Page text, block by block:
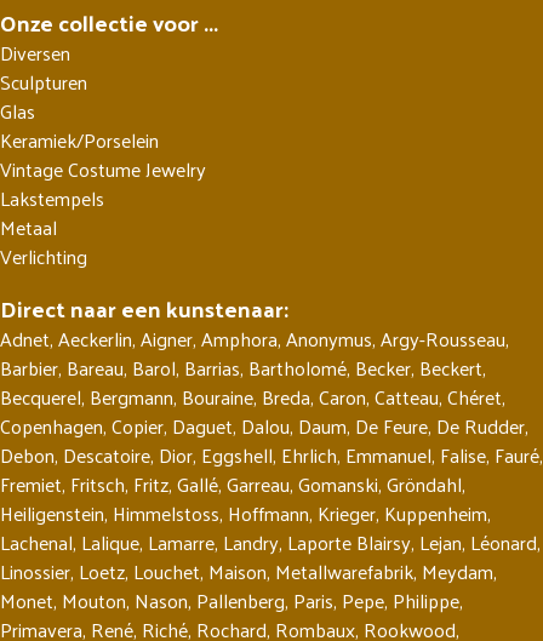
Onze collectie voor ...
Diversen
Sculpturen
Glas
Keramiek/Porselein
Vintage Costume Jewelry
Lakstempels
Metaal
Verlichting
Direct naar een kunstenaar:
Adnet,Aeckerlin,Aigner,Amphora,Anonymus,Argy-Rousseau,
Barbier, Bareau, Barol, Barrias, Bartholomé, Becker, Beckert,
Becquerel, Bergmann, Bouraine, Breda,Caron,Catteau,Chéret,
Copenhagen,Copier, Daguet, Dalou, Daum, De Feure, De Rudder,
Debon, Descatoire, Dior, Eggshell, Ehrlich, Emmanuel, Falise, Fauré,
Fremiet, Fritsch, Fritz,Gallé,Garreau,Gomanski,Gröndahl,
Heiligenstein, Himmelstoss, Hoffmann, Krieger, Kuppenheim,
Lachenal, Lalique, Lamarre, Landry, Laporte Blairsy, Lejan, Léonard,
Linossier, Loetz, Louchet, Maison, Metallwarefabrik, Meydam,
Monet, Mouton, Nason, Pallenberg, Paris, Pepe, Philippe,
Primavera, René, Riché, Rochard, Rombaux, Rookwood,